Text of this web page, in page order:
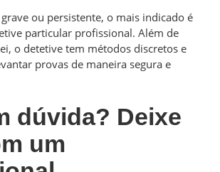
ou persistente, o mais indicado é
particular profissional. Além de
o detetive tem métodos discretos e
provas de maneira segura e
dúvida? Deixe
um